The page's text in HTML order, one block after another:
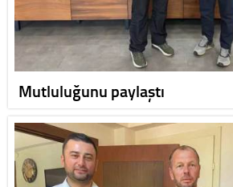
Mutluluğunu paylaştı